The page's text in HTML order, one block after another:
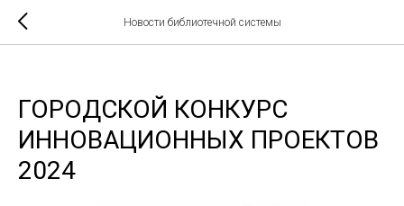
Новости библиотечной системы
ГОРОДСКОЙ КОНКУРС
ИННОВАЦИОННЫХ ПРОЕКТОВ
2024